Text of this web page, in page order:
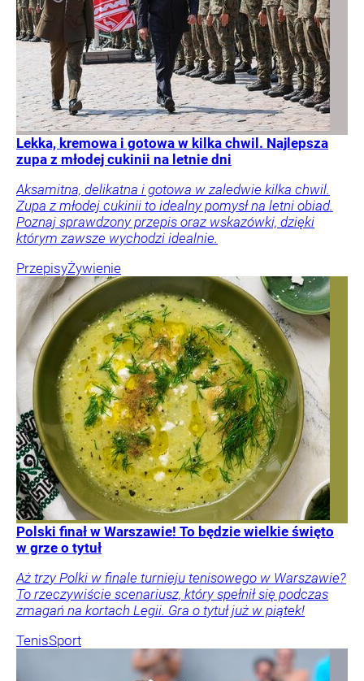
Lekka, kremowa i gotowa w kilka chwil. Najlepsza
zupa z młodej cukinii na letnie dni
Aksamitna, delikatna i gotowa w zaledwie kilka chwil.
Zupa z młodej cukinii to idealny pomysł na letni obiad.
Poznaj sprawdzony przepis oraz wskazówki, dzięki
którym zawsze wychodzi idealnie.
PrzepisyŻywienie
Polski finał w Warszawie! To będzie wielkie święto
w grze o tytuł
Aż trzy Polki w finale turnieju tenisowego w Warszawie?
To rzeczywiście scenariusz, który spełnił się podczas
zmagań na kortach Legii. Gra o tytuł już w piątek!
TenisSport